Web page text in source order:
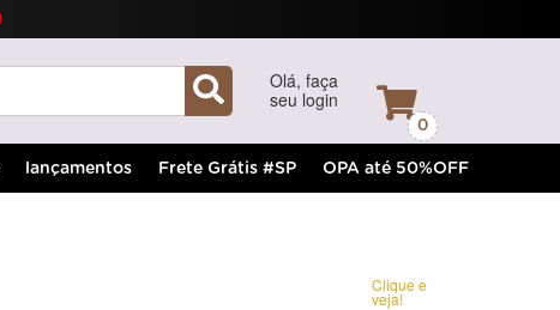
Olá, faça
seu login
0
lançamentos Frete Grátis #SP OPA até 50%OFF
Clique e
veja!